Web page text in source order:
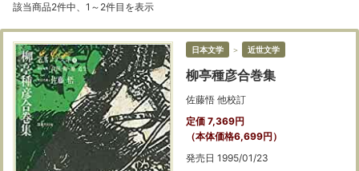
該当商品2件中、1～2件目を表示
日本文学 ＞ 近世文学
柳亭種彦合巻集
佐藤悟 他校訂
定価 7,369円
（本体価格6,699円）
発売日 1995/01/23